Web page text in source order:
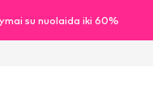
su nuolaida iki 60%